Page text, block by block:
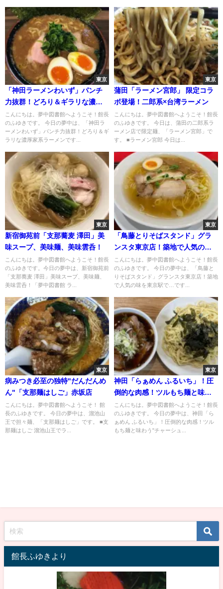
東京
「神田ラーメンわいず」パンチ
力抜群！どろり＆ギラリな濃厚
家系ラーメン
こんにちは。夢中図書館へようこそ！館長
のふゆきです。 今日の夢中は、「神田ラ
ーメンわいず」パンチ力抜群！どろり＆ギ
ラリな濃厚家系ラーメンです...
東京
蒲田「ラーメン宮郎」 限定コラ
ボ登場！二郎系×台湾ラーメン
こんにちは。夢中図書館へようこそ！館長
のふゆきです。 今日は、蒲田の二郎系ラ
ーメン店で限定麺、「ラーメン宮郎」で
す。 ■ラーメン宮郎 今日は...
東京
新宿御苑前「支那蕎麦 澤田」美
味スープ、美味麺、美味雲呑！
こんにちは。夢中図書館へようこそ！館長
のふゆきです。今日の夢中は、新宿御苑前
「支那蕎麦 澤田」美味スープ、美味麺、
美味雲呑！「夢中図書館 ラ...
東京
「鳥藤とりそばスタンド」グラ
ンスタ東京店！築地で人気の味
を東京駅で
こんにちは。夢中図書館へようこそ！館長
のふゆきです。 今日の夢中は、「鳥藤と
りそばスタンド」グランスタ東京店！築地
で人気の味を東京駅で…です...
東京
病みつき必至の独特"だんだんめ
ん"「支那麺はしご」赤坂店
こんにちは。夢中図書館へようこそ！ 館
長のふゆきです。 今日の夢中は、溜池山
王で担々麺、「支那麺はしご」です。 ■支
那麺はしご 溜池山王でラ...
東京
神田「らぁめん ふるいち」！圧
倒的な肉感！ツルもち麺と味わ
う"チャーシューざる"
こんにちは。夢中図書館へようこそ！館長
のふゆきです。 今日の夢中は、神田「ら
ぁめん ふるいち」！圧倒的な肉感！ツル
もち麺と味わう"チャーシュ...
館長ふゆきより